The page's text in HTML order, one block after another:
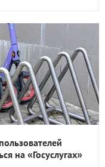
на «Госуслугах»